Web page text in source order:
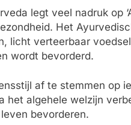
legt veel nadruk op
Het
licht verteerbaar
wordt bevorderd.
af te stemmen op
het algehele welzijn
bevorderen.